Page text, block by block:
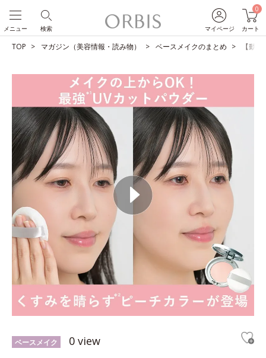
マイページ
0
カート
検索
メニュー
TOP マガジン（美容情報・読み物） ベースメイクのまとめ 【動
ベースメイク 0 view